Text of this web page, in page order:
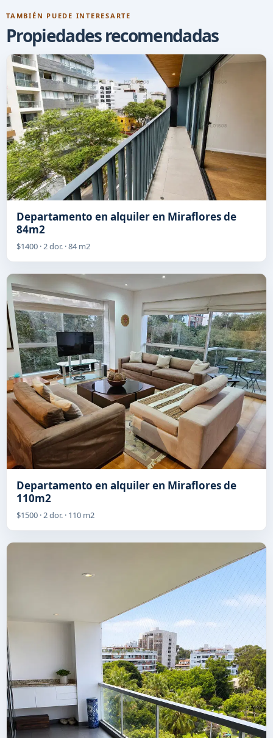
TAMBIÉN PUEDE INTERESARTE
Propiedades recomendadas
Departamento en alquiler en Miraflores de
84m2
$1400 · 2 dor. · 84 m2
Departamento en alquiler en Miraflores de
110m2
$1500 · 2 dor. · 110 m2